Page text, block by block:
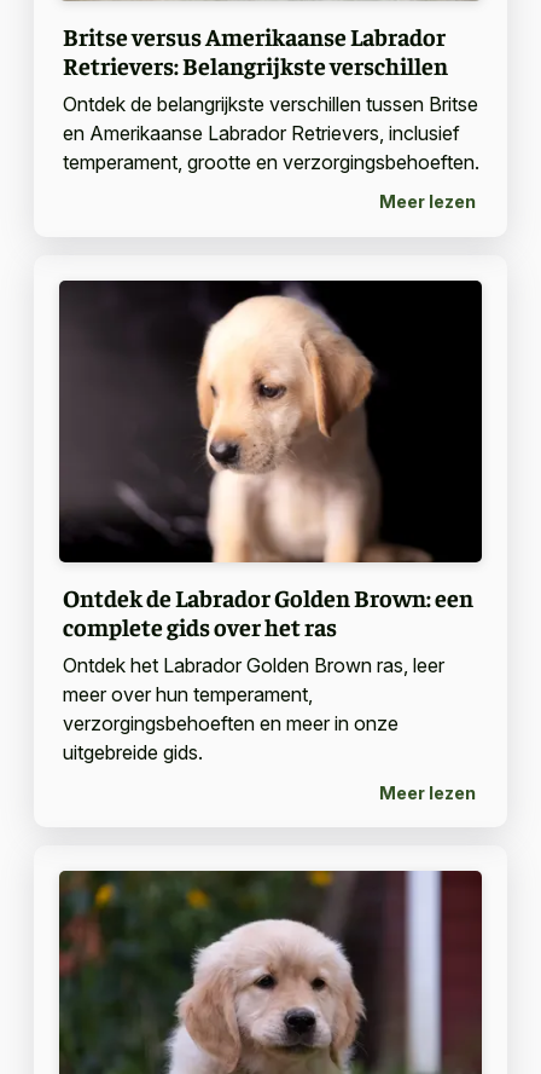
Britse versus Amerikaanse Labrador
Retrievers: Belangrijkste verschillen
Ontdek de belangrijkste verschillen tussen Britse
en Amerikaanse Labrador Retrievers, inclusief
temperament, grootte en verzorgingsbehoeften.
Meer lezen
Ontdek de Labrador Golden Brown: een
complete gids over het ras
Ontdek het Labrador Golden Brown ras, leer
meer over hun temperament,
verzorgingsbehoeften en meer in onze
uitgebreide gids.
Meer lezen